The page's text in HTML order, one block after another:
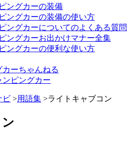
ングカーの装備
ングカーの装備の使い方
ングカーについてのよくある質問
ングカーお出かけマナー全集
ングカーの便利な使い方
ーちゃんねる
ピングカー
ビ >用語集 >ライトキャブコン